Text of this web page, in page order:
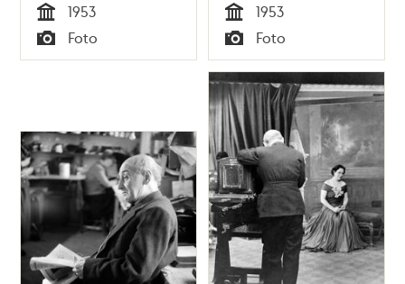
Tid
1953
Typ
Foto Tid
1953
Typ
Foto